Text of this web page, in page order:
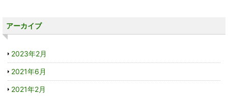
アーカイブ
2023年2月
2021年6月
2021年2月